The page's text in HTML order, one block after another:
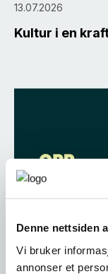
Denne nettsiden
Vi bruker
annonser et
13.07.2026
Kultur i en